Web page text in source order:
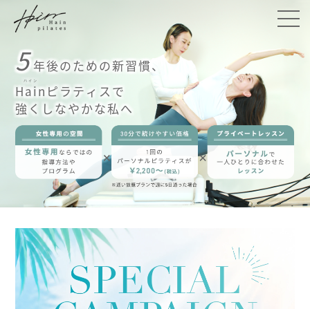
5年後のための新習慣、
Hain
ハイン
ピラティスで
強くしなやかな私へ